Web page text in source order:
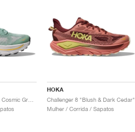
HOKA
Challenger 8 "Blush & Dark Cedar"
Mulher / Corrida / Sapatos